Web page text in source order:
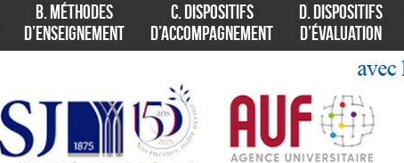
B. MÉTHODES
D’ENSEIGNEMENT
C. DISPOSITIFS
D’ACCOMPAGNEMENT
D. DISPOSITIFS
D’ÉVALUATION